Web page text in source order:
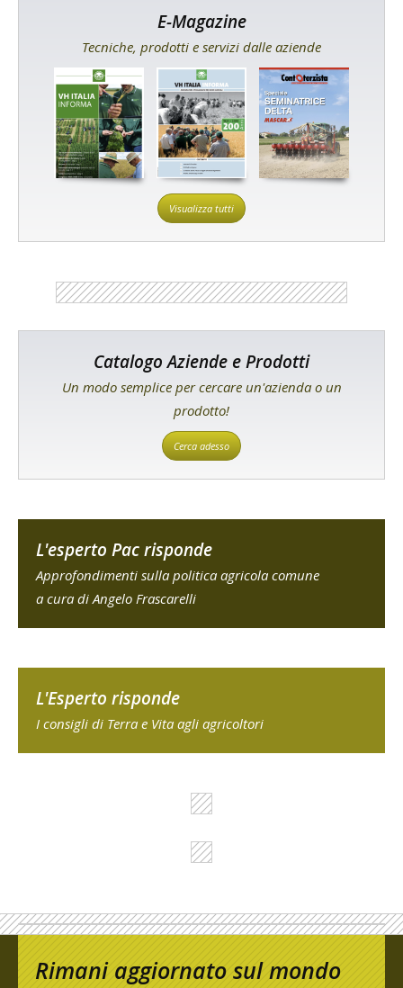
E-Magazine
Tecniche, prodotti e servizi dalle aziende
Visualizza tutti
Catalogo Aziende e Prodotti
Un modo semplice per cercare un'azienda o un
prodotto!
Cerca adesso
L'esperto Pac risponde
Approfondimenti sulla politica agricola comune
a cura di Angelo Frascarelli
L'Esperto risponde
I consigli di Terra e Vita agli agricoltori
Rimani aggiornato sul mondo